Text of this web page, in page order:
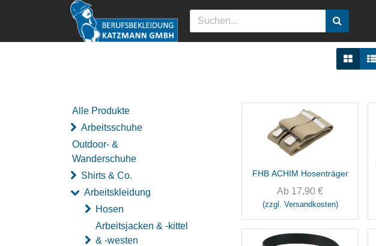
Alle Produkte
Arbeitsschuhe
Outdoor- &
Wanderschuhe
Shirts & Co.
Arbeitskleidung
Hosen
Arbeitsjacken & -kittel
& -westen
FHB ACHIM Hosenträger
Ab 17,90 €
(zzgl. Versandkosten)